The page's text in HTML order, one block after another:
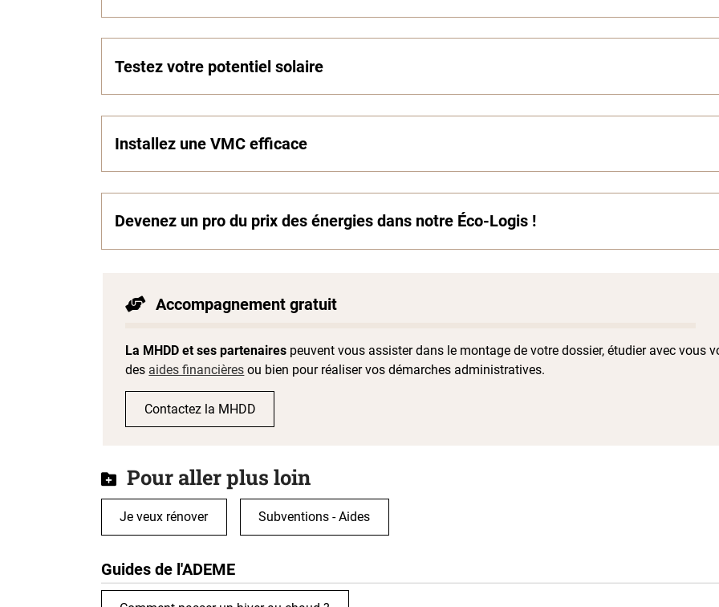
Testez votre potentiel solaire
Installez une VMC efficace
Devenez un pro du prix des énergies dans notre Éco-Logis !
Accompagnement gratuit
La MHDD et ses partenaires peuvent vous assister dans le montage de votre dossier, étudier avec vous
des aides financières ou bien pour réaliser vos démarches administratives.
Contactez la MHDD
Pour aller plus loin
Je veux rénover Subventions - Aides
Guides de l'ADEME